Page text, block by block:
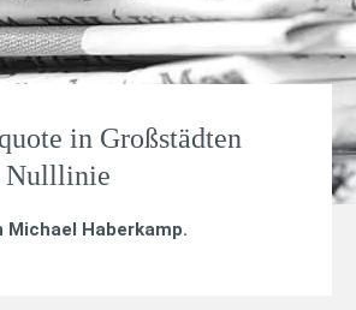
in Großstädten
Nulllinie
Michael Haberkamp.